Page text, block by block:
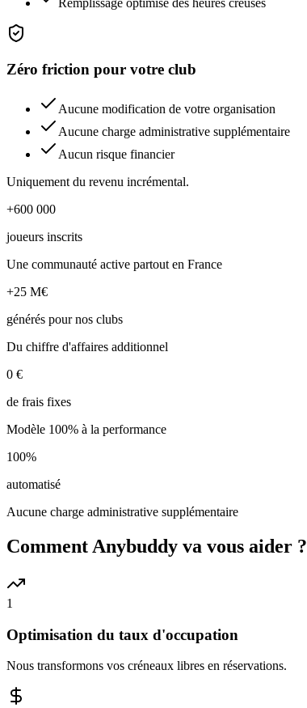
Zéro friction pour votre club
Aucune modification de votre organisation
Aucune charge administrative supplémentaire
Aucun risque financier
Uniquement du revenu incrémental.
+600 000
joueurs inscrits
Une communauté active partout en France
+25 M€
générés pour nos clubs
Du chiffre d'affaires additionnel
0 €
de frais fixes
Modèle 100% à la performance
100%
automatisé
Aucune charge administrative supplémentaire
Comment Anybuddy va vous aider ?
1
Optimisation du taux d'occupation
Nous transformons vos créneaux libres en réservations.